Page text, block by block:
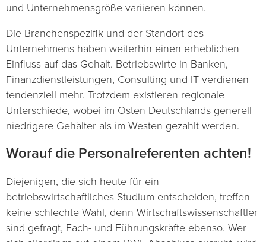
und Unternehmensgröße variieren können​​.
Die Branchenspezifik und der Standort des
Unternehmens haben weiterhin einen erheblichen
Einfluss auf das Gehalt. Betriebswirte in Banken,
Finanzdienstleistungen, Consulting und IT verdienen
tendenziell mehr. Trotzdem existieren regionale
Unterschiede, wobei im Osten Deutschlands generell
niedrigere Gehälter als im Westen gezahlt werden.
Worauf die Personalreferenten achten!
Diejenigen, die sich heute für ein
betriebswirtschaftliches Studium entscheiden, treffen
keine schlechte Wahl, denn Wirtschaftswissenschaftler
sind gefragt, Fach- und Führungskräfte ebenso. Wer